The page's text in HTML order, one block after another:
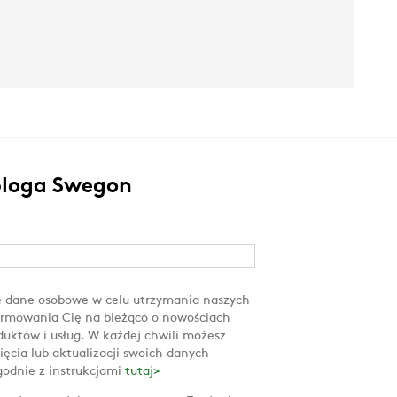
Swegon
dane osobowe w celu utrzymania naszych
Cię na bieżąco o nowościach
i usług. W każdej chwili możesz
lub aktualizacji swoich danych
z instrukcjami tutaj>